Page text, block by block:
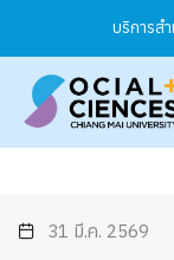
บริการส
31 มี.ค. 2569